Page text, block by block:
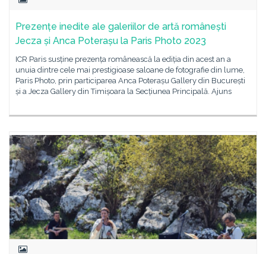
Prezențe inedite ale galeriilor de artă românești
Jecza și Anca Poterașu la Paris Photo 2023
ICR Paris susține prezența românească la ediția din acest an a
unuia dintre cele mai prestigioase saloane de fotografie din lume,
Paris Photo, prin participarea Anca Poterașu Gallery din București
și a Jecza Gallery din Timișoara la Secțiunea Principală. Ajuns